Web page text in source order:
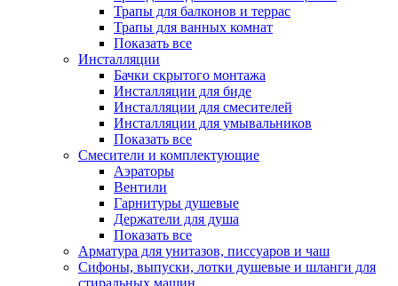
Трапы для балконов и террас
Трапы для ванных комнат
Показать все
Инсталляции
Бачки скрытого монтажа
Инсталляции для биде
Инсталляции для смесителей
Инсталляции для умывальников
Показать все
Смесители и комплектующие
Аэраторы
Вентили
Гарнитуры душевые
Держатели для душа
Показать все
Арматура для унитазов, писсуаров и чаш
Сифоны, выпуски, лотки душевые и шланги для
стиральных машин